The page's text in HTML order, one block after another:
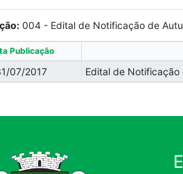
004 - Edital de Notificação de
Publicação
07/2017 Edital de